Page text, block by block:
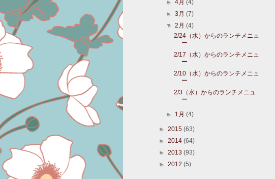
►4月(4)
►3月(7)
▼2月(4)
2/24（水）からのランチメニュ
ー
2/17（水）からのランチメニュ
ー
2/10（水）からのランチメニュ
ー
2/3（水）からのランチメニュ
ー
► 1月(4)
► 2015 (63)
► 2014 (64)
► 2013 (93)
► 2012 (5)